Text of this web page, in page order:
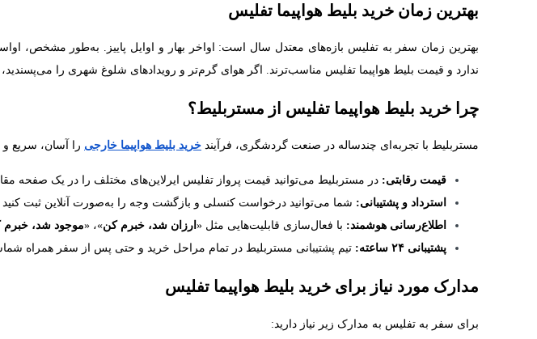
بهترین زمان خرید بلیط هواپیما تفلیس
بهترین زمان سفر به تفلیس بازه‌های معتدل سال است: اواخر بهار و اوایل پاییز. به‌طور مشخص،
ندارد و قیمت‌ بلیط هواپیما تفلیس مناسب‌ترند. اگر هوای گرم‌تر و رویدادهای شلوغ شهری را
چرا خرید بلیط هواپیما تفلیس از مستربلیط؟
مستربلیط با تجربه‌ای چندساله در صنعت گردشگری، فرآیند خرید بلیط هواپیما خارجی را آسان، سریع
قیمت رقابتی: در مستربلیط می‌توانید قیمت پرواز تفلیس ایرلاین‌های مختلف را در یک صفحه
استرداد و پشتیبانی: شما می‌توانید درخواست کنسلی و بازگشت وجه را به‌صورت آنلاین ثبت کنید و
اطلاع‌رسانی هوشمند: با فعال‌سازی قابلیت‌هایی مثل « ارزان شد، خبرم کن»، «موجود شد، خبرم
پشتیبانی ۲۴ ساعته:
تیم پشتیبانی مستربلیط در تمام مراحل خرید و حتی پس از سفر همراه
مدارک مورد نیاز برای خرید بلیط هواپیما تفلیس
برای سفر به تفلیس به مدارک زیر نیاز دارید: